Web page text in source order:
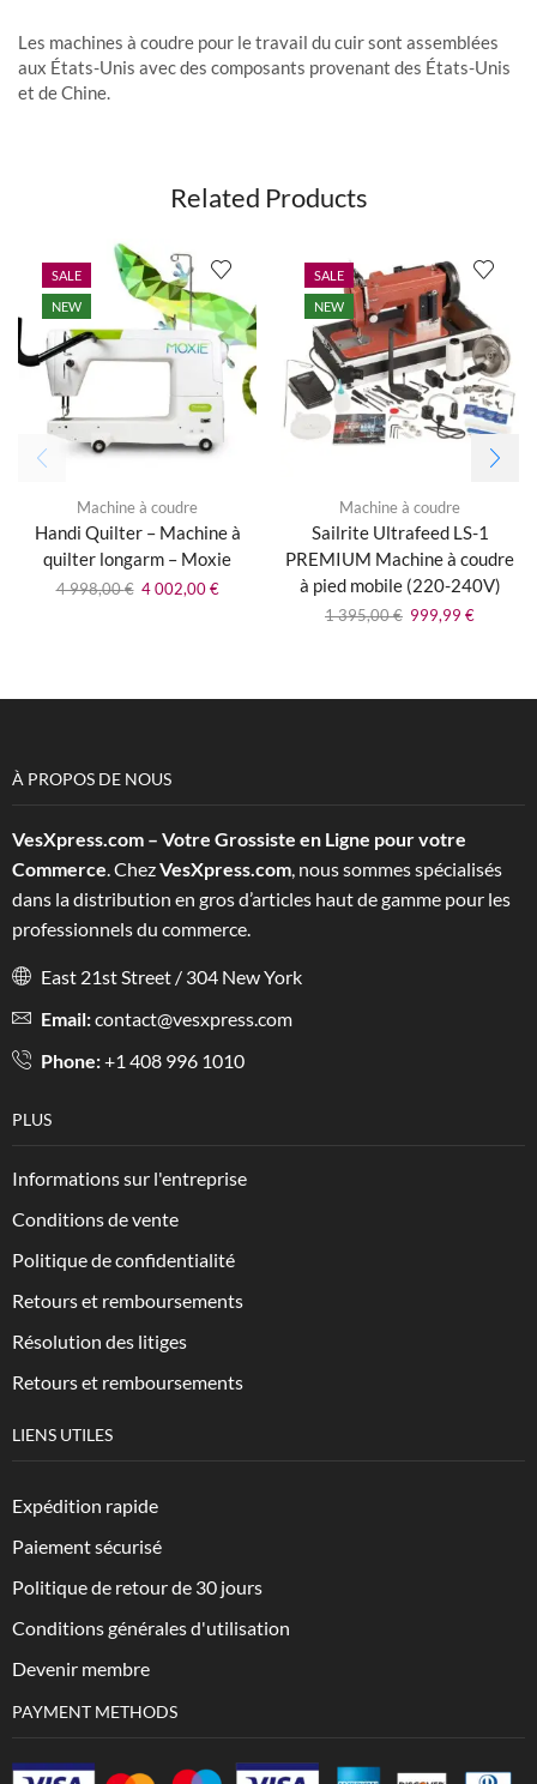
Les machines à coudre pour le travail du cuir sont assemblées
aux États-Unis avec des composants provenant des États-Unis
et de Chine.
Related Products
SALE
NEW
Machine à coudre
Handi Quilter – Machine à
quilter longarm – Moxie
4 998,00€ 4 002,00€
SALE
NEW
Machine à coudre
Sailrite Ultrafeed LS-1
PREMIUM Machine à coudre
à pied mobile (220-240V)
1 395,00€ 999,99 €
À PROPOS DE NOUS
VesXpress.com – Votre Grossiste en Ligne pour votre
Commerce. ChezVesXpress.com, nous sommes spécialisés
dans la distribution en gros d’articles haut de gamme pour les
professionnels du commerce.
East 21st Street / 304 New York
Email:contact@vesxpress.com
Phone:+1 408 996 1010
PLUS
Informations sur l'entreprise
Conditions de vente
Politique de confidentialité
Retours et remboursements
Résolution des litiges
Retours et remboursements
LIENS UTILES
Expédition rapide
Paiement sécurisé
Politique de retour de 30 jours
Conditions générales d'utilisation
Devenir membre
PAYMENT METHODS